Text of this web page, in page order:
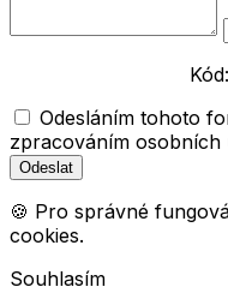
Kód:
Odesláním tohoto
zpracováním osobních
🍪 Pro správné
cookies.
Souhlasím